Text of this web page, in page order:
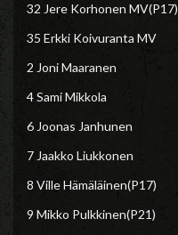
32 Jere Korhonen MV(P17)
35 Erkki Koivuranta MV
2 Joni Maaranen
4 Sami Mikkola
6 Joonas Janhunen
7 Jaakko Liukkonen
8 Ville Hämäläinen(P17)
9 Mikko Pulkkinen(P21)